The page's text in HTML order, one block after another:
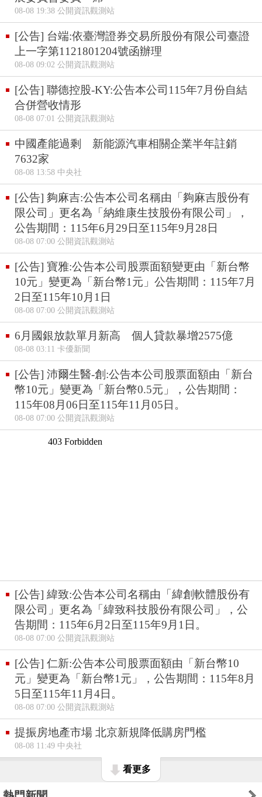
08-08 19:38 公開資訊觀測站
[公告] 台端:依臺灣證券交易所股份有限公司臺證
上一字第1121801204號函辦理
08-08 09:02 公開資訊觀測站
[公告] 聯德控股-KY:公告本公司115年7月份自結
合併營收情形
08-08 07:01 公開資訊觀測站
中國產能過剩 新能源汽車相關企業半年註銷
7632家
08-08 13:58 中央社
[公告] 夠麻吉:公告本公司名稱由「夠麻吉股份有
限公司」更名為「納維康生技股份有限公司」，
公告期間：115年6月29日至115年9月28日
08-08 07:00 公開資訊觀測站
[公告] 寶雅:公告本公司股票面額變更由「新台幣
10元」變更為「新台幣1元」公告期間：115年7月
2日至115年10月1日
08-08 07:00 公開資訊觀測站
6月國銀放款單月新高 個人貸款暴增2575億
08-08 03:11 卡優新聞
[公告] 沛爾生醫-創:公告本公司股票面額由「新台
幣10元」變更為「新台幣0.5元」，公告期間：
115年08月06日至115年11月05日。
08-08 07:00 公開資訊觀測站
[公告] 緯致:公告本公司名稱由「緯創軟體股份有
限公司」更名為「緯致科技股份有限公司」，公
告期間：115年6月2日至115年9月1日。
08-08 07:00 公開資訊觀測站
[公告] 仁新:公告本公司股票面額由「新台幣10
元」變更為「新台幣1元」，公告期間：115年8月
5日至115年11月4日。
08-08 07:00 公開資訊觀測站
提振房地產市場 北京新規降低購房門檻
08-08 11:49 中央社
看更多